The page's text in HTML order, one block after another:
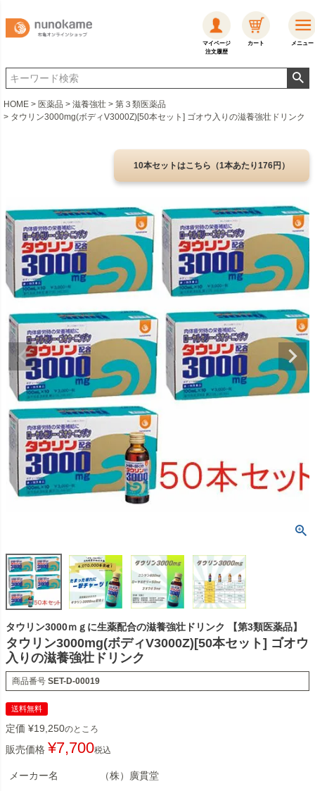
マイページ
注文履歴
カート メニュー
HOME 医薬品 滋養強壮
第３類医薬品
タウリン3000mg(ボディV3000Z)[50本セット] ゴオウ入りの滋養強壮ドリンク
10本セットはこちら（1本あたり176円）
タウリン3000ｍｇに生薬配合の滋養強壮ドリンク 【第3類医薬品】
タウリン3000mg(ボディV3000Z)[50本セット] ゴオウ
入りの滋養強壮ドリンク
商品番号 SET-D-00019
送料無料
定価 ¥19,250のところ
販売価格 ¥7,700税込
メーカー名
（株）廣貫堂